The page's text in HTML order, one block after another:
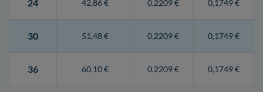
24 42,86 € 0,2209 € 0,1749 €
30 51,48 € 0,2209 € 0,1749 €
36 60,10 € 0,2209 € 0,1749 €